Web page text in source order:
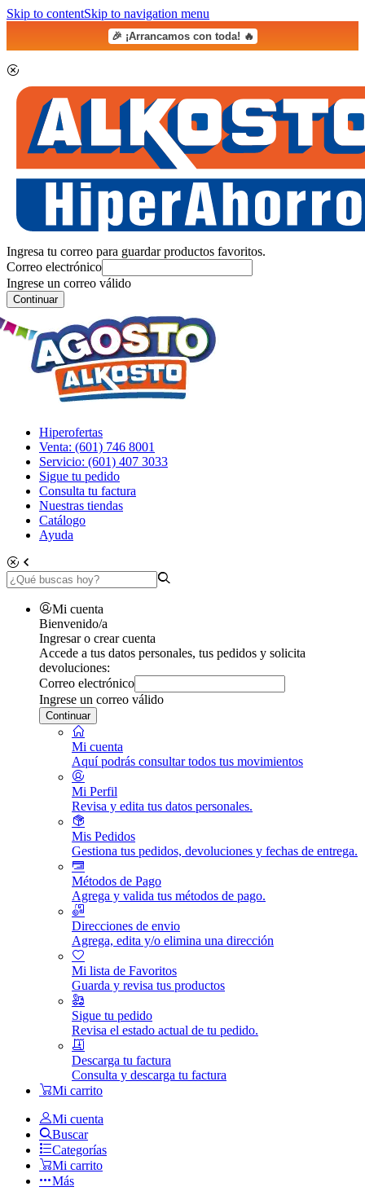
Skip to contentSkip to navigation menu
🎉 ¡Arrancamos con toda! 🔥
Ingresa tu correo para guardar productos favoritos.
Correo electrónico
Ingrese un correo válido
Continuar
Hiperofertas
Venta: (601) 746 8001
Servicio: (601) 407 3033
Sigue tu pedido
Consulta tu factura
Nuestras tiendas
Catálogo
Ayuda
Mi cuenta
Bienvenido/a
Ingresar o crear cuenta
Accede a tus datos personales, tus pedidos y solicita
devoluciones:
Correo electrónico
Ingrese un correo válido
Continuar
Mi cuenta
Aquí podrás consultar todos tus movimientos
Mi Perfil
Revisa y edita tus datos personales.
Mis Pedidos
Gestiona tus pedidos, devoluciones y fechas de entrega.
Métodos de Pago
Agrega y valida tus métodos de pago.
Direcciones de envio
Agrega, edita y/o elimina una dirección
Mi lista de Favoritos
Guarda y revisa tus productos
Sigue tu pedido
Revisa el estado actual de tu pedido.
Descarga tu factura
Consulta y descarga tu factura
Mi carrito
Mi cuenta
Buscar
Categorías
Mi carrito
Más